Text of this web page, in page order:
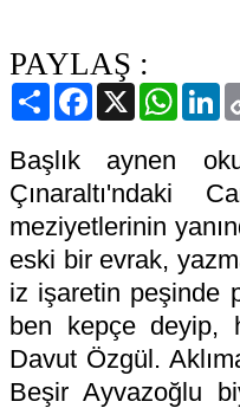
PAYLAŞ :
PaylaşFacebook
X
Başlık aynen
Çınaraltı'ndaki
meziyetlerinin
eski bir evrak,
iz işaretin peşinde
ben kepçe deyip,
Davut Özgül.
Beşir Ayvazoğlu